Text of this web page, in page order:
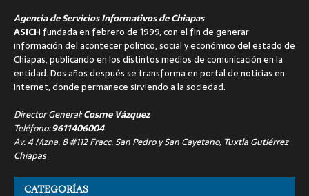
Agencia de Servicios Informativos de Chiapas
ASICH fundada en febrero de 1999, con el fin de generar
información del acontecer político, social y económico del estado de
Chiapas, publicando en los distintos medios de comunicación en la
entidad. Dos años después se transforma en portal de noticias en
internet, donde permanece sirviendo a la sociedad.
Director General:Cosme Vázquez
Teléfono:9611406004
Av. 4 Mzna. 8 #112 Fracc. San Pedro y San Cayetano, Tuxtla Gutiérrez
Chiapas
CATEGORÍAS